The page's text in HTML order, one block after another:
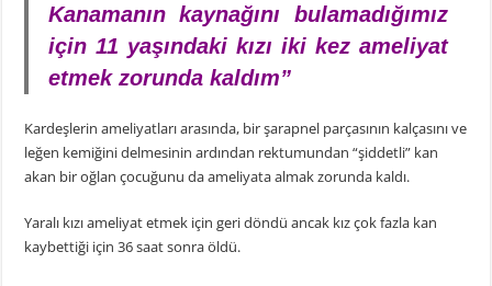
Kanamanın kaynağını bulamadığımız
için 11 yaşındaki kızı iki kez ameliyat
etmek zorunda kaldım”
Kardeşlerin ameliyatları arasında, bir şarapnel parçasının kalçasını ve
leğen kemiğini delmesinin ardından rektumundan “şiddetli” kan
akan bir oğlan çocuğunu da ameliyata almak zorunda kaldı.
Yaralı kızı ameliyat etmek için geri döndü ancak kız çok fazla kan
kaybettiği için 36 saat sonra öldü.